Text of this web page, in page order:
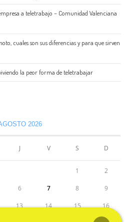
a teletrabajo – Comunidad Valenciana
cuales son sus diferencias y para que sirven
la peor forma de teletrabajar
2026
J V S D
1 2
6 7 8 9
13 14 15 16